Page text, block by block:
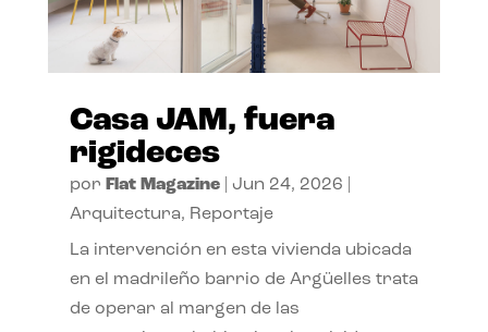
Casa JAM, fuera
rigideces
por Flat Magazine| Jun 24, 2026
Arquitectura, Reportaje
La intervención en esta vivienda ubicada
en el madrileño barrio de Argüelles trata
de operar al margen de las